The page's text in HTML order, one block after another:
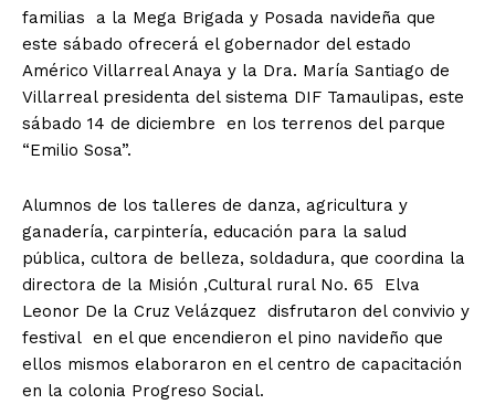
familias a la Mega Brigada y Posada navideña que
este sábado ofrecerá el gobernador del estado
Américo Villarreal Anaya y la Dra. María Santiago de
Villarreal presidenta del sistema DIF Tamaulipas, este
sábado 14 de diciembre en los terrenos del parque
“Emilio Sosa”.
Alumnos de los talleres de danza, agricultura y
ganadería, carpintería, educación para la salud
pública, cultora de belleza, soldadura, que coordina la
directora de la Misión ,Cultural rural No. 65 Elva
Leonor De la Cruz Velázquez disfrutaron del convivio y
festival en el que encendieron el pino navideño que
ellos mismos elaboraron en el centro de capacitación
en la colonia Progreso Social.